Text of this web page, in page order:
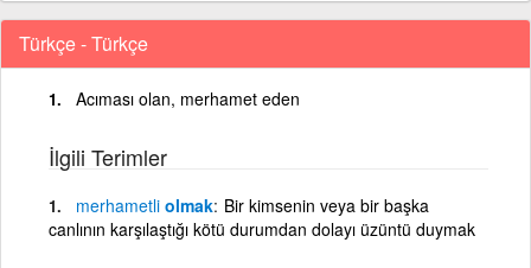
Türkçe - Türkçe
Acıması olan, merhamet eden
İlgili Terimler
merhametli olmak Bir kimsenin veya bir başka
canlının karşılaştığı kötü durumdan dolayı üzüntü duymak